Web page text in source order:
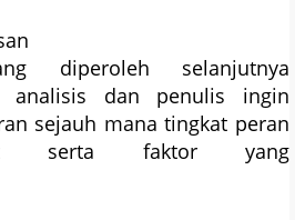
diperoleh selanjutnya
analisis dan penulis ingin
sejauh mana tingkat peran
serta faktor yang